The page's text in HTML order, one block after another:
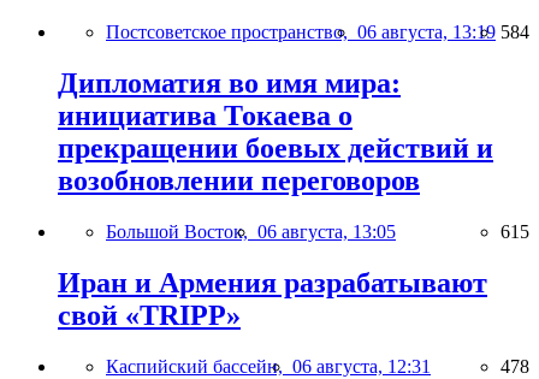
Постсоветское пространство, 06 августа, 13:19 584
Дипломатия во имя мира:
инициатива Токаева о
прекращении боевых действий и
возобновлении переговоров
Большой Восток, 06 августа, 13:05 615
Иран и Армения разрабатывают
свой «TRIPP»
Каспийский бассейн, 06 августа, 12:31 478